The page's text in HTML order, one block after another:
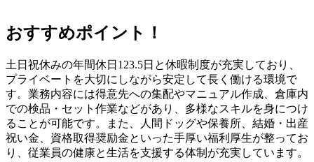
おすすめポイント！
土日祝休みの年間休日123.5日と休暇制度が充実しており、
プライベートを大切にしながら安定して長く働ける環境で
す。業務内容には得意先への集配やマニュアル作成、倉庫内
での検品・セット作業などがあり、多様なスキルを身につけ
ることが可能です。また、人間ドッグや保養所、結婚・出産
祝い金、資格取得奨励金といった手厚い福利厚生が整ってお
り、従業員の健康と生活を支援する体制が充実しています。